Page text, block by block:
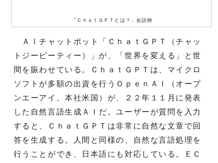
「ＣｈａｔＧＰＴとは？」会話例
ＡＩチャットボット「ＣｈａｔＧＰＴ（チャッ
トジーピーティー）」が、「世界を変える」と世
間を賑わせている。ＣｈａｔＧＰＴは、マイクロ
ソフトが多額の出資を行うＯｐｅｎＡＩ（オープ
ンエーアイ、本社米国）が、２２年１１月に発表
した自然言語生成ＡＩだ。ユーザーが質問を入力
すると、ＣｈａｔＧＰＴは非常に自然な文章で回
答を生成する。人間と同様の、自然な言語処理を
行うことができ、日本語にも対応している。ＥＣ